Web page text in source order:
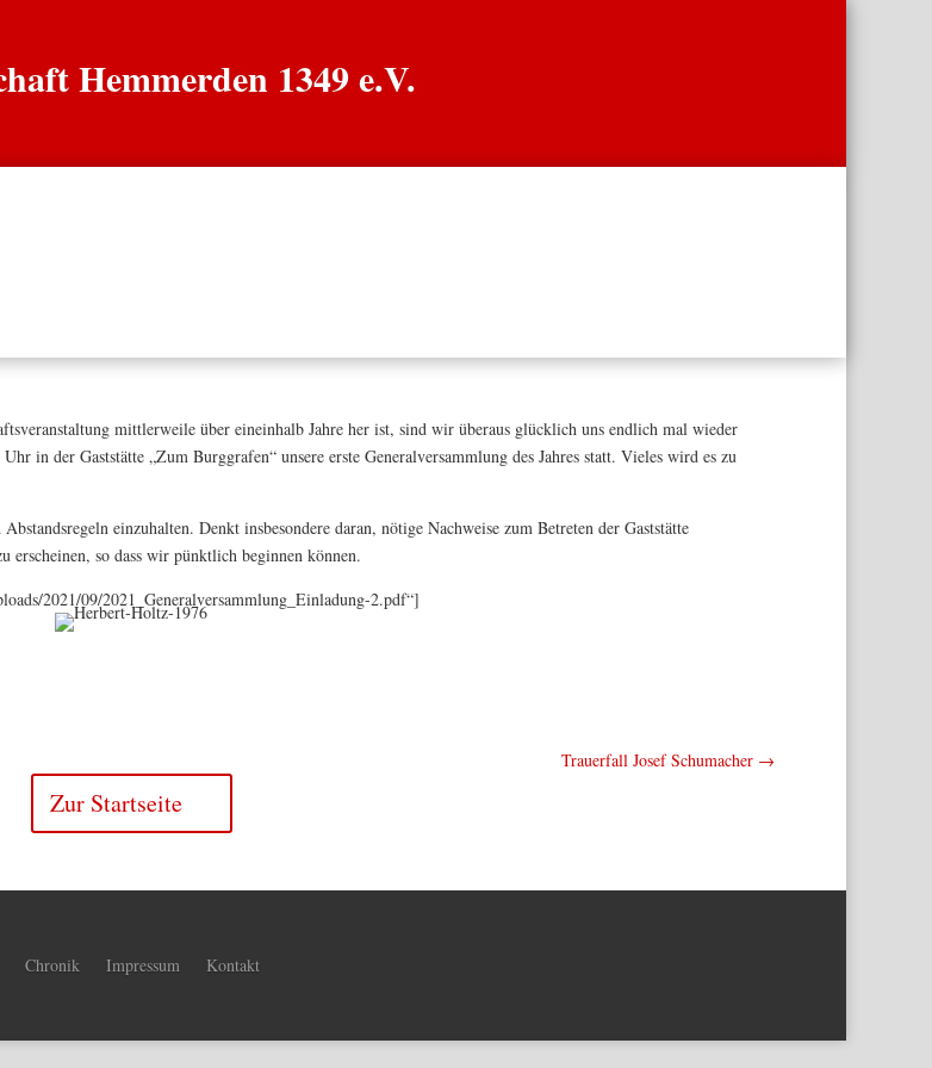
Hemmerden 1349 e.V.
mittlerweile über eineinhalb Jahre her ist, sind wir überaus glücklich uns endlich mal wieder
in der Gaststätte „Zum Burggrafen“ unsere erste Generalversammlung des Jahres statt. Vieles wird es zu
einzuhalten. Denkt insbesondere daran, nötige Nachweise zum Betreten der Gaststätte
so dass wir pünktlich beginnen können.
2021/09/2021_Generalversammlung_Einladung-2.pdf“]
Trauerfall Josef Schumacher →
Zur Startseite
Chronik Impressum Kontakt